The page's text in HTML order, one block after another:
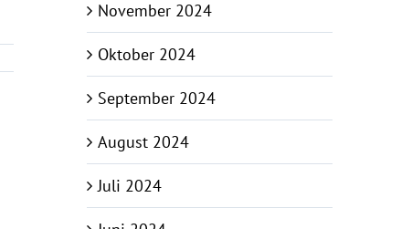
November 2024
Oktober 2024
September 2024
August 2024
Juli 2024